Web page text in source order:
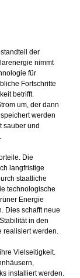
der
nimmt
für
Fortschritte
betrifft.
um, der dann
werden
sauber und
Die
langfristige
staatliche
technologische
Energie
Dies schafft neue
in den
realisiert werden.
Vielseitigkeit.
installiert werden.